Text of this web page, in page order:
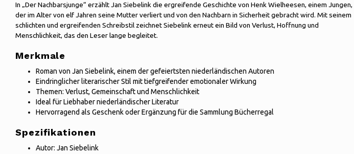
In „Der Nachbarsjunge“ erzählt Jan Siebelink die ergreifende Geschichte von Henk Wielheesen, einem Jungen,
der im Alter von elf Jahren seine Mutter verliert und von den Nachbarn in Sicherheit gebracht wird. Mit seinem
schlichten und ergreifenden Schreibstil zeichnet Siebelink erneut ein Bild von Verlust, Hoffnung und
Menschlichkeit, das den Leser lange begleitet.
Merkmale
Roman von Jan Siebelink, einem der gefeiertsten niederländischen Autoren
Eindringlicher literarischer Stil mit tiefgreifender emotionaler Wirkung
Themen: Verlust, Gemeinschaft und Menschlichkeit
Ideal für Liebhaber niederländischer Literatur
Hervorragend als Geschenk oder Ergänzung für die Sammlung Bücherregal
Spezifikationen
Autor: Jan Siebelink